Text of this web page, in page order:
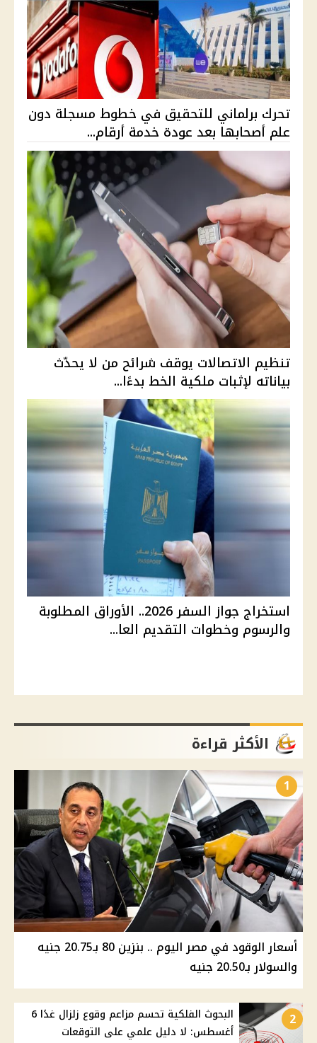
تحرك برلماني للتحقيق في خطوط مسجلة دون
علم أصحابها بعد عودة خدمة أرقام...
تنظيم الاتصالات يوقف شرائح من لا يحدّث
بياناته لإثبات ملكية الخط بدءًا...
استخراج جواز السفر 2026.. الأوراق المطلوبة
والرسوم وخطوات التقديم العا...
الأكثر قراءة
1
أسعار الوقود في مصر اليوم .. بنزين 80 بـ20.75 جنيه
والسولار بـ20.50 جنيه
2
البحوث الفلكية تحسم مزاعم وقوع زلزال غدًا 6
أغسطس: لا دليل علمي على التوقعات